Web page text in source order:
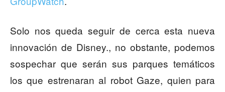
Solo nos queda seguir de cerca esta nueva
innovación de Disney., no obstante, podemos
sospechar que serán sus parques temáticos
los que estrenaran al robot Gaze, quien para